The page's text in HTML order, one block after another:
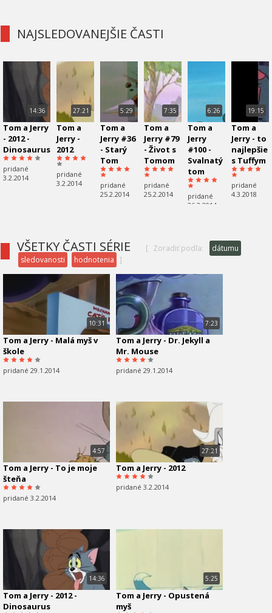
NAJSLEDOVANEJŠIE ČASTI
14:36
Tom a Jerry
- 2012 -
Dinosaurus
pridané
3.2.2014
27:21
Tom a
Jerry -
2012
pridané
3.2.2014
5:29
Tom a
Jerry #36
- Starý
Tom
pridané
25.2.2014
7:35
Tom a
Jerry #79
- Život s
Tomom
pridané
25.2.2014
6:26
Tom a
Jerry
#100 -
Svalnatý
tom
pridané
26.2.2014
19:15
Tom a
Jerry - to
najlepšie
s Tuffym
pridané
4.3.2018
VŠETKY ČASTI SÉRIE [ Zoradiť podľa:
dátumu
sledovanosti
hodnotenia ]
10:31
Tom a Jerry - Malá myš v
škole
pridané 29.1.2014
7:23
Tom a Jerry - Dr. Jekyll a
Mr. Mouse
pridané 29.1.2014
4:57
Tom a Jerry - To je moje
šteňa
pridané 3.2.2014
27:21
Tom a Jerry - 2012
pridané 3.2.2014
14:36
Tom a Jerry - 2012 -
Dinosaurus
5:25
Tom a Jerry - Opustená
myš